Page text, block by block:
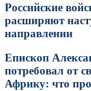
Российские
расширяют
направлении
Епископ
потребовал от
Африку: что